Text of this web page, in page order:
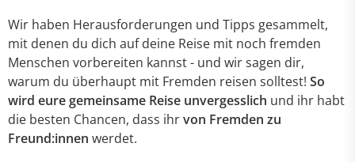
Wir haben Herausforderungen und Tipps gesammelt,
mit denen du dich auf deine Reise mit noch fremden
Menschen vorbereiten kannst - und wir sagen dir,
warum du überhaupt mit Fremden reisen solltest! So
wird eure gemeinsame Reise unvergesslich und ihr habt
die besten Chancen, dass ihrvon Fremden zu
Freund:innen werdet.